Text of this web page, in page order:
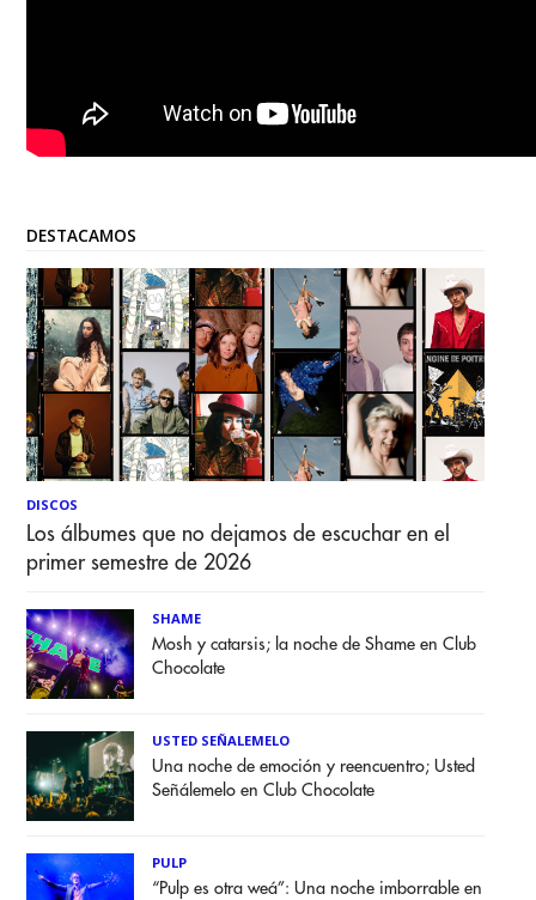
DESTACAMOS
DISCOS
Los álbumes que no dejamos de escuchar en el
primer semestre de 2026
SHAME
Mosh y catarsis; la noche de Shame en Club
Chocolate
USTED SEÑALEMELO
Una noche de emoción y reencuentro; Usted
Señálemelo en Club Chocolate
PULP
“Pulp es otra weá”: Una noche imborrable en